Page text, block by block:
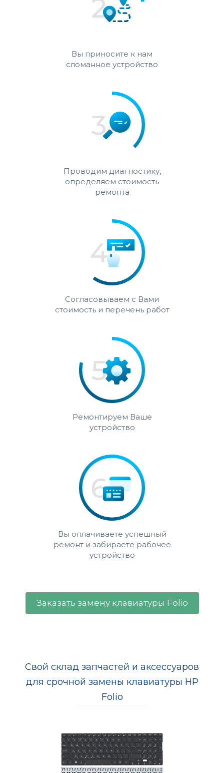
Вы приносите к нам
сломанное устройство
Проводим диагностику,
определяем стоимость
ремонта
Согласовываем с Вами
стоимость и перечень работ
Ремонтируем Ваше
устройство
Вы оплачиваете успешный
ремонт и забираете рабочее
устройство
Заказать замену клавиатуры Folio
Свой склад запчастей и аксессуаров
для срочной замены клавиатуры HP
Folio